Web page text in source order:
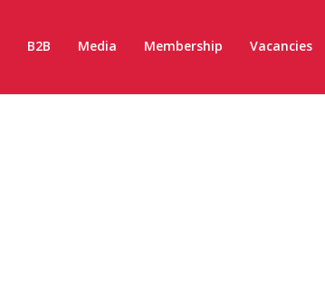
B2B Media Membership Vacancies